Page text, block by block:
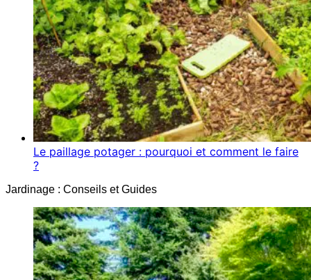
Le paillage potager : pourquoi et comment le faire
?
Jardinage : Conseils et Guides